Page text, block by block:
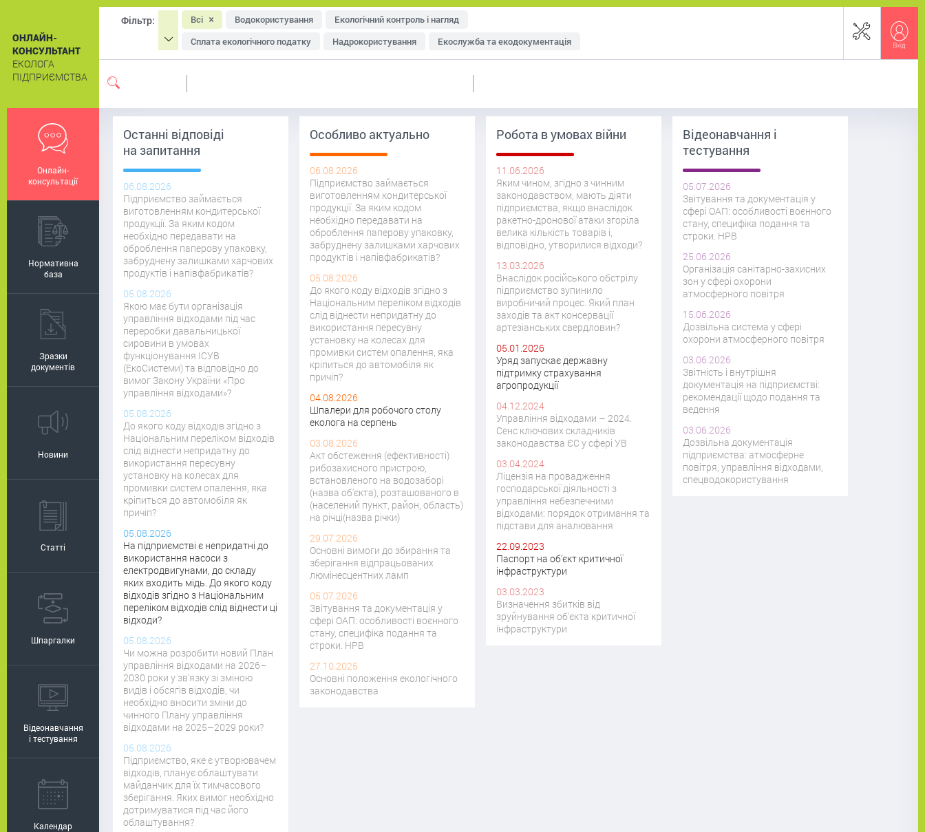
ОНЛАЙН-
КОНСУЛЬТАНТ
ЕКОЛОГА
ПІДПРИЄМСТВА
Онлайн-
консультації
Нормативна
база
Зразки
документів
Новини
Статті
Шпаргалки
Відеонавчання
і тестування
Календар
Фільтр: Всі Водокористування
Екологічний контроль і нагляд
Сплата екологічного податку
Надрокористування
Екослужба та екодокументація
Охорона атмосферного повітря
Управління відходами
Ресурсозбереження
Екологічне маркування
Останні відповіді
на запитання
06.08.2026
Підприємство займається
виготовленням кондитерської
продукції. За яким кодом
необхідно передавати на
оброблення паперову упаковку,
забруднену залишками харчових
продуктів і напівфабрикатів?
05.08.2026
Якою має бути організація
управління відходами під час
переробки давальницької
сировини в умовах
функціонування ІСУВ
(ЕкоСистеми) та відповідно до
вимог Закону України «Про
управління відходами»?
05.08.2026
До якого коду відходів згідно з
Національним переліком відходів
слід віднести непридатну до
використання пересувну
установку на колесах для
промивки систем опалення, яка
кріпиться до автомобіля як
причіп?
05.08.2026
На підприємстві є непридатні до
використання насоси з
електродвигунами, до складу
яких входить мідь. До якого коду
відходів згідно з Національним
переліком відходів слід віднести ці
відходи?
05.08.2026
Чи можна розробити новий План
управління відходами на 2026–
2030 роки у зв'язку зі зміною
видів і обсягів відходів, чи
необхідно вносити зміни до
чинного Плану управління
відходами на 2025–2029 роки?
05.08.2026
Підприємство, яке є утворювачем
відходів, планує облаштувати
майданчик для їх тимчасового
зберігання. Яких вимог необхідно
дотримуватися під час його
облаштування?
Особливо актуально
06.08.2026
Підприємство займається
виготовленням кондитерської
продукції. За яким кодом
необхідно передавати на
оброблення паперову упаковку,
забруднену залишками харчових
продуктів і напівфабрикатів?
05.08.2026
До якого коду відходів згідно з
Національним переліком відходів
слід віднести непридатну до
використання пересувну
установку на колесах для
промивки систем опалення, яка
кріпиться до автомобіля як
причіп?
04.08.2026
Шпалери для робочого столу
еколога на серпень
03.08.2026
Акт обстеження (ефективності)
рибозахисного пристрою,
встановленого на водозаборі
(назва об'єкта), розташованого в
(населений пункт, район, область)
на річці(назва річки)
29.07.2026
Основні вимоги до збирання та
зберігання відпрацьованих
люмінесцентних ламп
05.07.2026
Звітування та документація у
сфері ОАП: особливості воєнного
стану, специфіка подання та
строки. НРВ
27.10.2025
Основні положення екологічного
законодавства
Робота в умовах війни
11.06.2026
Яким чином, згідно з чинним
законодавством, мають діяти
підприємства, якщо внаслідок
ракетно-дронової атаки згоріла
велика кількість товарів і,
відповідно, утворилися відходи?
13.03.2026
Внаслідок російського обстрілу
підприємство зупинило
виробничий процес. Який план
заходів та акт консервації
артезіанських свердловин?
05.01.2026
Уряд запускає державну
підтримку страхування
агропродукції
04.12.2024
Управління відходами – 2024.
Сенс ключових складників
законодавства ЄС у сфері УВ
03.04.2024
Ліцензія на провадження
господарської діяльності з
управління небезпечними
відходами: порядок отримання та
підстави для аналювання
22.09.2023
Паспорт на об'єкт критичної
інфраструктури
03.03.2023
Визначення збитків від
зруйнування об'єкта критичної
інфраструктури
Відеонавчання і
тестування
05.07.2026
Звітування та документація у
сфері ОАП: особливості воєнного
стану, специфіка подання та
строки. НРВ
25.06.2026
Організація санітарно-захисних
зон у сфері охорони
атмосферного повітря
15.06.2026
Дозвільна система у сфері
охорони атмосферного повітря
03.06.2026
Звітність і внутрішня
документація на підприємстві:
рекомендації щодо подання та
ведення
03.06.2026
Дозвільна документація
підприємства: атмосферне
повітря, управління відходами,
спецводокористування